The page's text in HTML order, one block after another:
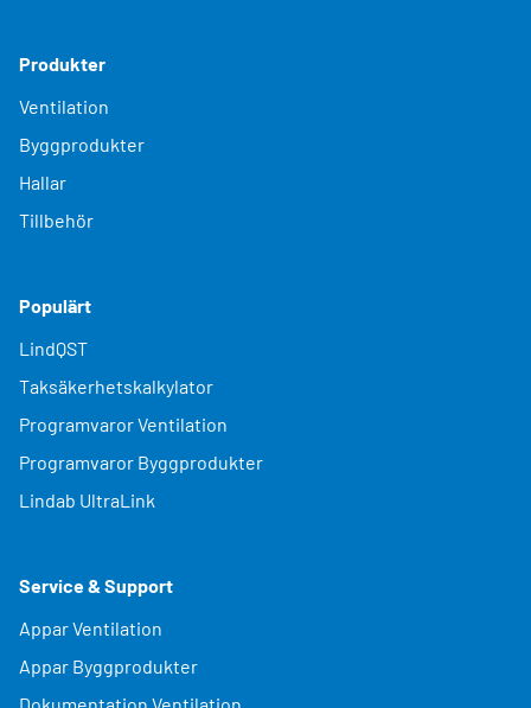
Produkter
Ventilation
Byggprodukter
Hallar
Tillbehör
Populärt
LindQST
Taksäkerhetskalkylator
Programvaror Ventilation
Programvaror Byggprodukter
Lindab UltraLink
Service & Support
Appar Ventilation
Appar Byggprodukter